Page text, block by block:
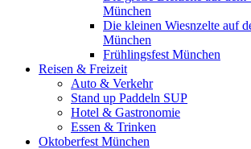
München
Die kleinen Wiesnzelte auf
München
Frühlingsfest München
Reisen & Freizeit
Auto & Verkehr
Stand up Paddeln SUP
Hotel & Gastronomie
Essen & Trinken
Oktoberfest München